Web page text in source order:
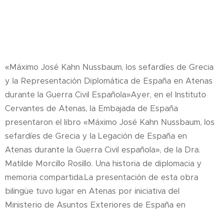
«Máximo José Kahn Nussbaum, los sefardíes de Grecia
y la Representación Diplomática de España en Atenas
durante la Guerra Civil Española»Ayer, en el Instituto
Cervantes de Atenas, la Embajada de España
presentaron el libro «Máximo José Kahn Nussbaum, los
sefardíes de Grecia y la Legación de España en
Atenas durante la Guerra Civil española», de la Dra.
Matilde Morcillo Rosillo. Una historia de diplomacia y
memoria compartida.La presentación de esta obra
bilingüe tuvo lugar en Atenas por iniciativa del
Ministerio de Asuntos Exteriores de España en